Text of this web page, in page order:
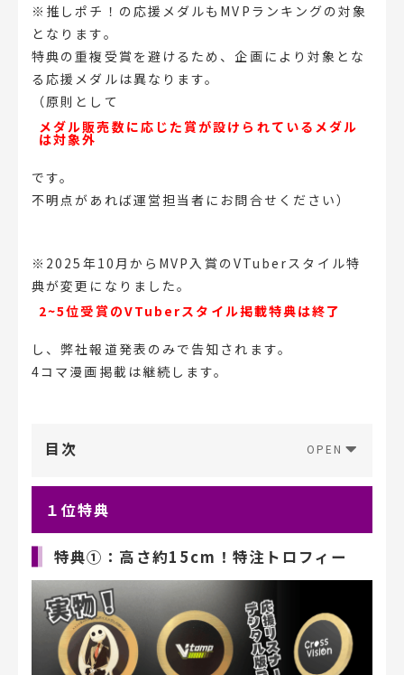
※推しポチ！の応援メダルもMVPランキングの対象
となります。
特典の重複受賞を避けるため、企画により対象とな
る応援メダルは異なります。
（原則として
メダル販売数に応じた賞が設けられているメダル
は対象外
です。
不明点があれば運営担当者にお問合せください）
※2025年10月からMVP入賞のVTuberスタイル特
典が変更になりました。
2~5位受賞のVTuberスタイル掲載特典は終了
し、弊社報道発表のみで告知されます。
4コマ漫画掲載は継続します。
目次
１位特典
特典①：高さ約15cm！特注トロフィー